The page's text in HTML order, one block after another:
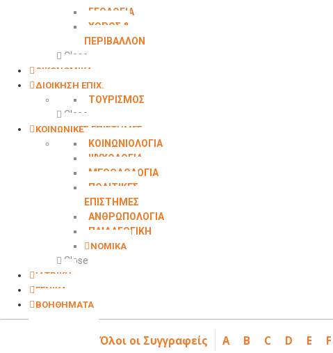
ΓΕΩΛOΓΙΑ
ΧΩΡΟΣ &
ΠΕΡΙΒΑΛΛΟΝ
Close
ΟΙΚΟΝΟΜΙΚΑ
ΔΙΟΙΚΗΣΗ ΕΠΙΧ.
ΤΟΥΡΙΣΜΟΣ
Close
ΚΟΙΝΩΝΙΚΕΣ ΕΠΙΣΤΗΜΕΣ
ΚΟΙΝΩΝΙΟΛΟΓΙΑ
ΨΥΧΟΛΟΓΙΑ
ΜΕΘΟΔΟΛΟΓΙΑ
ΠΟΛΙΤΙΚΕΣ
ΕΠΙΣΤΗΜΕΣ
ΑΝΘΡΩΠΟΛΟΓΙΑ
ΠΑΙΔΑΓΩΓΙΚΗ
ΝΟΜΙΚΑ
Close
ΙΑΤΡΙΚΗ
ΓΕΝΙΚΑ
ΒΟΗΘΗΜΑΤΑ
Όλοι οι Συγγραφείς A B C D E F